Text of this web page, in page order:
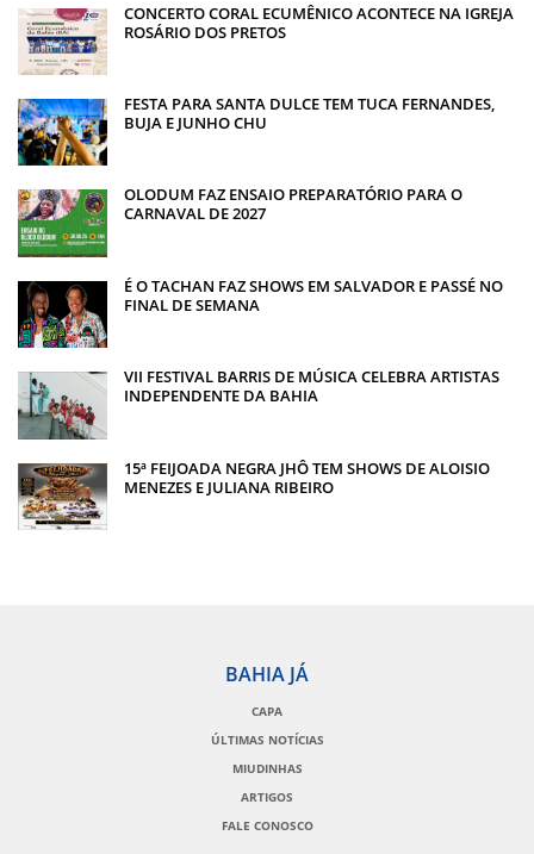
CONCERTO CORAL ECUMÊNICO ACONTECE NA IGREJA
ROSÁRIO DOS PRETOS
FESTA PARA SANTA DULCE TEM TUCA FERNANDES,
BUJA E JUNHO CHU
OLODUM FAZ ENSAIO PREPARATÓRIO PARA O
CARNAVAL DE 2027
É O TACHAN FAZ SHOWS EM SALVADOR E PASSÉ NO
FINAL DE SEMANA
VII FESTIVAL BARRIS DE MÚSICA CELEBRA ARTISTAS
INDEPENDENTE DA BAHIA
15ª FEIJOADA NEGRA JHÔ TEM SHOWS DE ALOISIO
MENEZES E JULIANA RIBEIRO
BAHIA JÁ
CAPA
ÚLTIMAS NOTÍCIAS
MIUDINHAS
ARTIGOS
FALE CONOSCO